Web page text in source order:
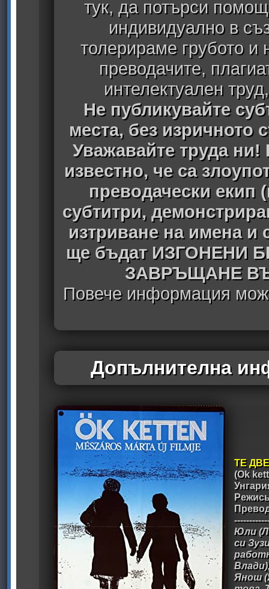
тук, да потърси
индивидуално в
толерираме грубото
преводачите,
интелектуален
Не публикувайте
места, без изричното
Уважавайте труда ни!
известно, че са
преводачески екип
субтитри,
изтриване на имена
ще бъдат ИЗГОНЕНИ
ЗАВРЪЩАНЕ
Повече информация
Допълнителна
ТЕ
(Ok
Юли
си
Янош